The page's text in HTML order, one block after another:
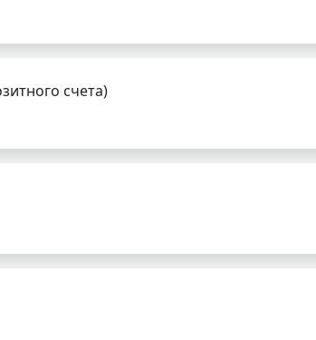
счета)